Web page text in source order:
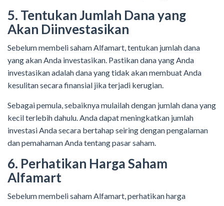
5. Tentukan Jumlah Dana yang
Akan Diinvestasikan
Sebelum membeli saham Alfamart, tentukan jumlah dana
yang akan Anda investasikan. Pastikan dana yang Anda
investasikan adalah dana yang tidak akan membuat Anda
kesulitan secara finansial jika terjadi kerugian.
Sebagai pemula, sebaiknya mulailah dengan jumlah dana yang
kecil terlebih dahulu. Anda dapat meningkatkan jumlah
investasi Anda secara bertahap seiring dengan pengalaman
dan pemahaman Anda tentang pasar saham.
6. Perhatikan Harga Saham
Alfamart
Sebelum membeli saham Alfamart, perhatikan harga